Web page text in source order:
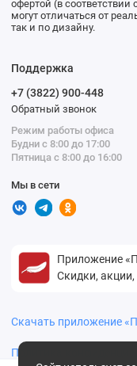
офертой (в
могут отличаться от
так и по дизайну.
Поддержка
+7 (3822) 900-448
Обратный звонок
Режим работы офиса
Будни с 8:00 до 17:00
Пятница с 8:00 до 16:00
Мы в сети
Приложение
Скидки,
Скачать приложение
Политика